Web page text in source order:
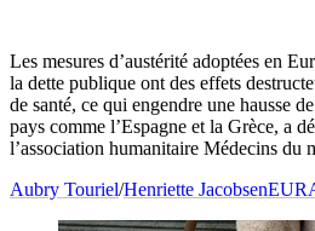
Les mesures d’austérité adoptées en
la dette publique ont des effets
de santé, ce qui engendre une hausse
pays comme l’Espagne et la Grèce, a
l’association humanitaire Médecins du
Aubry Touriel/Henriette Jacobsen